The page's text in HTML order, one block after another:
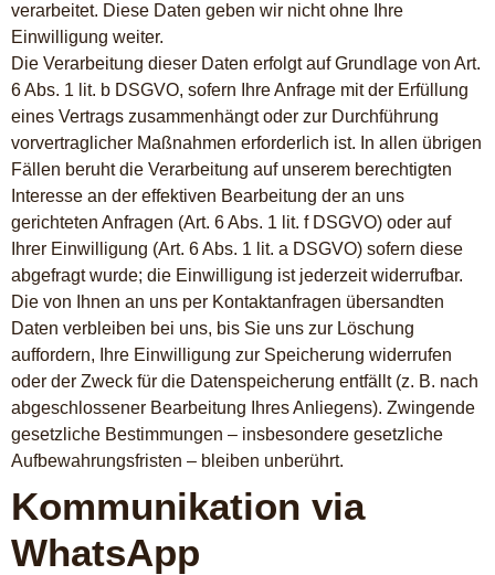
verarbeitet. Diese Daten geben wir nicht ohne Ihre
Einwilligung weiter.
Die Verarbeitung dieser Daten erfolgt auf Grundlage von Art.
6 Abs. 1 lit. b DSGVO, sofern Ihre Anfrage mit der Erfüllung
eines Vertrags zusammenhängt oder zur Durchführung
vorvertraglicher Maßnahmen erforderlich ist. In allen übrigen
Fällen beruht die Verarbeitung auf unserem berechtigten
Interesse an der effektiven Bearbeitung der an uns
gerichteten Anfragen (Art. 6 Abs. 1 lit. f DSGVO) oder auf
Ihrer Einwilligung (Art. 6 Abs. 1 lit. a DSGVO) sofern diese
abgefragt wurde; die Einwilligung ist jederzeit widerrufbar.
Die von Ihnen an uns per Kontaktanfragen übersandten
Daten verbleiben bei uns, bis Sie uns zur Löschung
auffordern, Ihre Einwilligung zur Speicherung widerrufen
oder der Zweck für die Datenspeicherung entfällt (z. B. nach
abgeschlossener Bearbeitung Ihres Anliegens). Zwingende
gesetzliche Bestimmungen – insbesondere gesetzliche
Aufbewahrungsfristen – bleiben unberührt.
Kommunikation via
WhatsApp